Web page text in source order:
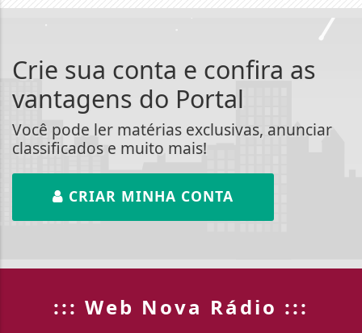
Crie sua conta e confira as
vantagens do Portal
Você pode ler matérias exclusivas, anunciar
classificados e muito mais!
CRIAR MINHA CONTA
::: Web Nova Rádio :::